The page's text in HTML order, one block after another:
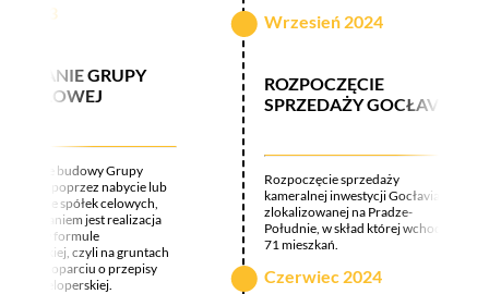
2023
GRUPY
budowy Grupy
poprzez nabycie lub
spółek celowych,
zadaniem jest realizacja
w formule
czyli na gruntach
w oparciu o przepisy
deweloperskiej.
Wrzesień 2024
ROZPOCZĘCIE
SPRZEDAŻY GOCŁAVII
Rozpoczęcie sprzedaży
kameralnej inwestycji Gocłavia
zlokalizowanej na Pradze-
Południe, w skład której wchodzi
71 mieszkań.
Czerwiec 2024